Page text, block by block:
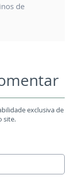
de
exclusiva de
site.